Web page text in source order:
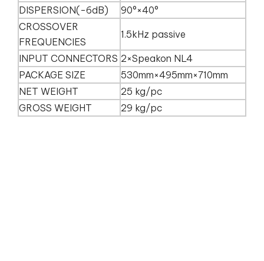
DISPERSION(-6dB)
90°×40°
CROSSOVER
FREQUENCIES
1.5kHz passive
INPUT CONNECTORS 2×Speakon NL4
PACKAGE SIZE
530mm×495mm×710mm
NET WEIGHT
25 kg/pc
GROSS WEIGHT
29 kg/pc